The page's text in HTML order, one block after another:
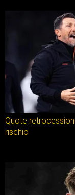
Quote
rischio